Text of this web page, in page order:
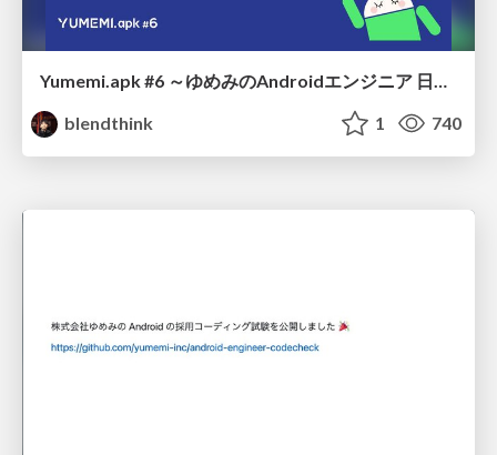
Yumemi.apk #6 ～ゆめみのAndroidエンジニア 日頃の成果大発表会！～ Session 2
blendthink
1 740